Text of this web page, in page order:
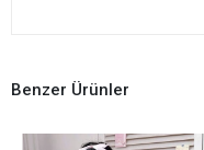
Benzer Ürünler